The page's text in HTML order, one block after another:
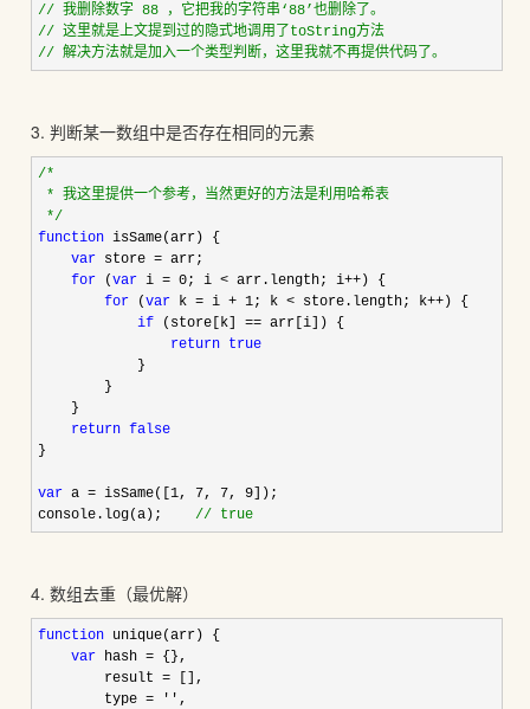
// 我删除数字 88 ，它把我的字符串‘88’也删除了。
// 这里就是上文提到过的隐式地调用了toString方法
// 解决方法就是加入一个类型判断，这里我就不再提供代码了。
3. 判断某一数组中是否存在相同的元素
/*
* 我这里提供一个参考，当然更好的方法是利用哈希表
*/
function isSame(arr) {
var store = arr;
for (var i = 0; i < arr.length; i++ ) {
for (var k = i + 1; k < store.length; k++ ) {
if (store[k] == arr[i]) {
return true
            }
        }
    }
return false
}
var a = isSame([1, 7, 7, 9 ]);
console.log(a); // true
4. 数组去重（最优解）
function unique(arr) {
var hash = {},
        result
= [],
        type
= '' ,